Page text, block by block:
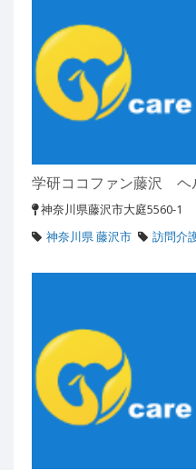
学研ココファン藤沢 ヘ
神奈川県藤沢市大庭5560-1
神奈川県 藤沢市
訪問介